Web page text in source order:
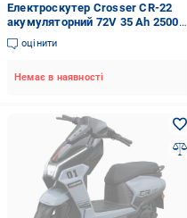
Електроскутер Crosser CR-22
акумуляторний 72V 35 Ah 2500W
Сірий (2104619491)
оцінити
Немає в наявності